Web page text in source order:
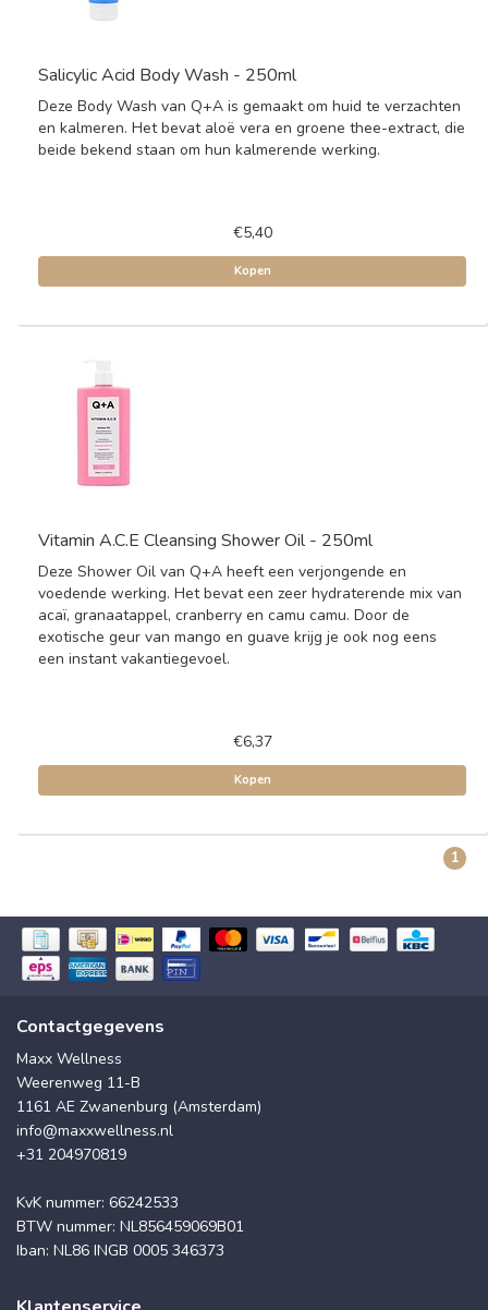
Salicylic Acid Body Wash - 250ml
Deze Body Wash van Q+A is gemaakt om huid te verzachten
en kalmeren. Het bevat aloë vera en groene thee-extract, die
beide bekend staan om hun kalmerende werking.
€5,40
Kopen
Vitamin A.C.E Cleansing Shower Oil - 250ml
Deze Shower Oil van Q+A heeft een verjongende en
voedende werking. Het bevat een zeer hydraterende mix van
acaï, granaatappel, cranberry en camu camu. Door de
exotische geur van mango en guave krijg je ook nog eens
een instant vakantiegevoel.
€6,37
Kopen
1
Contactgegevens
Maxx Wellness
Weerenweg 11-B
1161 AE Zwanenburg (Amsterdam)
info@maxxwellness.nl
+31 204970819
KvK nummer: 66242533
BTW nummer: NL856459069B01
Iban: NL86 INGB 0005 346373